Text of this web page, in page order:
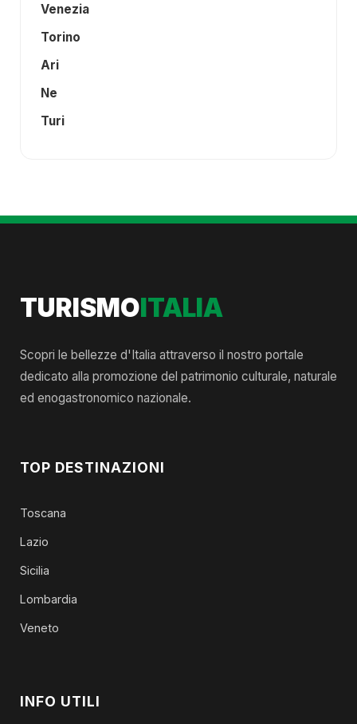
Venezia
Torino
Ari
Ne
Turi
TURISMOITALIA
Scopri le bellezze d'Italia attraverso il nostro portale
dedicato alla promozione del patrimonio culturale, naturale
ed enogastronomico nazionale.
TOP DESTINAZIONI
Toscana
Lazio
Sicilia
Lombardia
Veneto
INFO UTILI